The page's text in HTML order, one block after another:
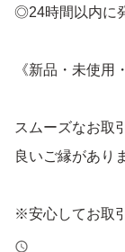
◎24時間以内に
《新品・未使用
スムーズなお取
良いご縁があり
※安心してお取
お願いします